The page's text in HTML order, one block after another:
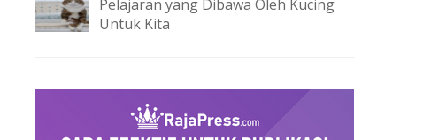
Pelajaran yang Dibawa Oleh Kucing
Untuk Kita